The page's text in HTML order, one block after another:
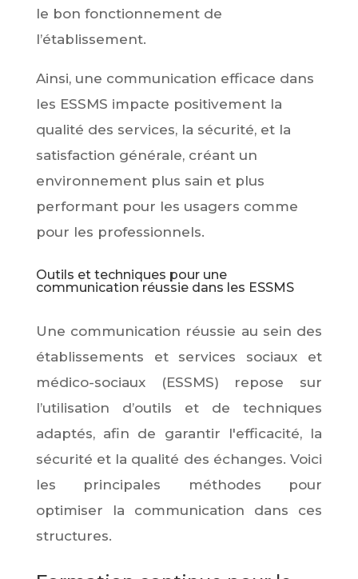
le bon fonctionnement de
l’établissement.
Ainsi, une communication efficace dans
les ESSMS impacte positivement la
qualité des services, la sécurité, et la
satisfaction générale, créant un
environnement plus sain et plus
performant pour les usagers comme
pour les professionnels.
Outils et techniques pour une
communication réussie dans les ESSMS
Une communication réussie au sein des
établissements et services sociaux et
médico-sociaux (ESSMS) repose sur
l’utilisation d’outils et de techniques
adaptés, afin de garantir l'efficacité, la
sécurité et la qualité des échanges. Voici
les principales méthodes pour
optimiser la communication dans ces
structures.